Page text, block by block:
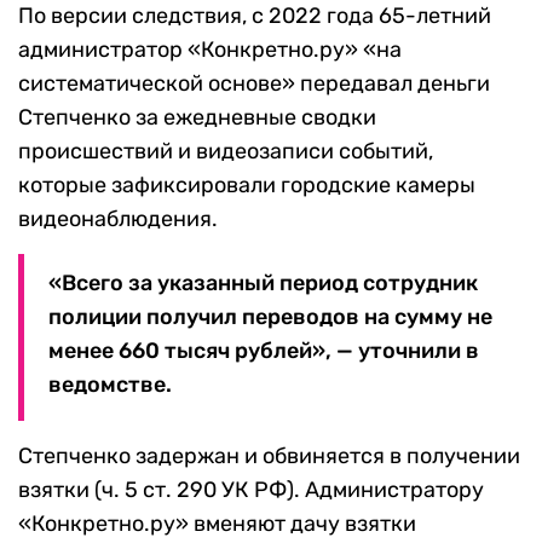
По версии следствия, с 2022 года 65-летний
администратор «Конкретно.ру» «на
систематической основе» передавал деньги
Степченко за ежедневные сводки
происшествий и видеозаписи событий,
которые зафиксировали городские камеры
видеонаблюдения.
«Всего за указанный период сотрудник
полиции получил переводов на сумму не
менее 660 тысяч рублей», — уточнили в
ведомстве.
Степченко задержан и обвиняется в получении
взятки (ч. 5 ст. 290 УК РФ). Администратору
«Конкретно.ру» вменяют дачу взятки